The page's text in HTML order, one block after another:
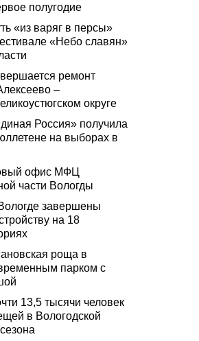
полугодие
«из варяг в персы»
«Небо славян»
ремонт
–
округе
Россия» получила
на выборах в
офис МФЦ
части Вологды
завершены
на 18
роща в
парком с
13,5 тысячи человек
в Вологодской